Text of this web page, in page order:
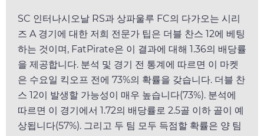
SC 인터나시오날 RS과 상파울루 FC의 다가오는 시리
즈 A 경기에 대한 저희 전문가 팁은 더블 찬스 12에 베팅
하는 것이며, FatPirate은 이 결과에 대해 1.36의 배당률
을 제공합니다. 분석 및 경기 전 통계에 따르면 이 마켓
은 수요일 킥오프 전에 73%의 확률을 갖습니다. 더블 찬
스 12이 발생할 가능성이 매우 높습니다(73%). 분석에
따르면 이 경기에서 1.72의 배당률로 2.5골 이하 골이 예
상됩니다(57%). 그리고 두 팀 모두 득점할 확률은 양 팀